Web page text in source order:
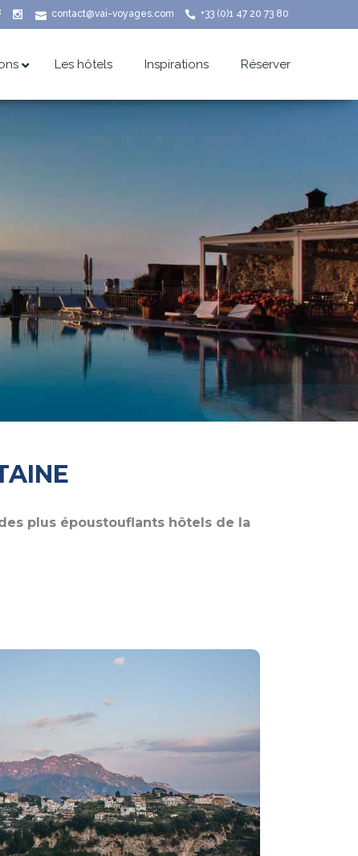
contact@vai-voyages.com +33 (0)1 47 20 73 80
Les hôtels Inspirations Réserver
plus époustouflants hôtels de la